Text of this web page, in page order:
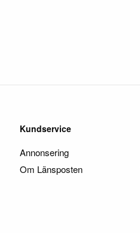
Kundservice
Annonsering
Om Länsposten